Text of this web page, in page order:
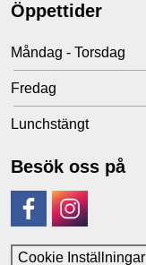
Öppettider
Måndag - Torsdag
Fredag
Lunchstängt
Besök oss på
FacebookInstagram
Cookie Inställningar